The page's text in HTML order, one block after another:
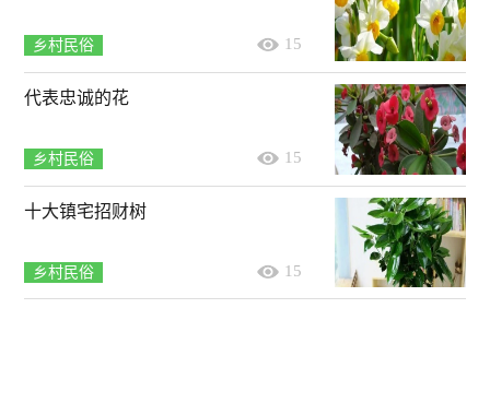
乡村民俗 15
代表忠诚的花
乡村民俗 15
十大镇宅招财树
乡村民俗 15